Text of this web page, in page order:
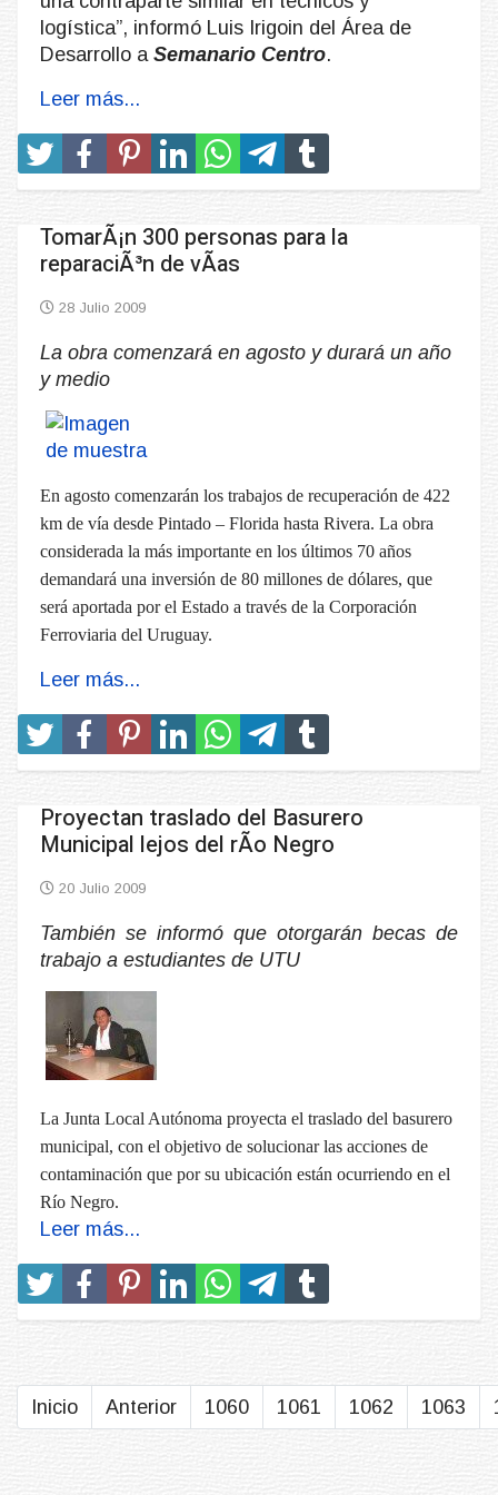
logística”, informó Luis Irigoin del Área de
Desarrollo a Semanario Centro.
Leer más...
TomarÃ¡n 300 personas para la
reparaciÃ³n de vÃ­as
28 Julio 2009
La obra comenzará en agosto y durará un año
y medio
En agosto comenzarán los trabajos de recuperación de 422
km de vía desde Pintado – Florida hasta Rivera. La obra
considerada la más importante en los últimos 70 años
demandará una inversión de 80 millones de dólares, que
será aportada por el Estado a través de la Corporación
Ferroviaria del Uruguay.
Leer más...
Proyectan traslado del Basurero
Municipal lejos del rÃ­o Negro
20 Julio 2009
También se informó que otorgarán becas de
trabajo a estudiantes de UTU
La Junta Local Autónoma proyecta el traslado del basurero
municipal, con el objetivo de solucionar las acciones de
contaminación que por su ubicación están ocurriendo en el
Río Negro.
Leer más...
Inicio Anterior 1060 1061 1062 1063